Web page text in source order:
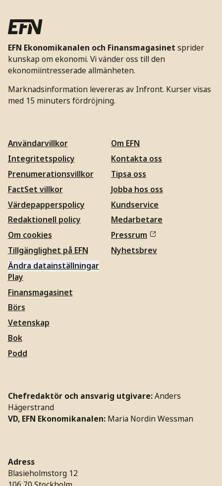
EFN Ekonomikanalen och Finansmagasinet sprider
kunskap om ekonomi. Vi vänder oss till den
ekonomiintresserade allmänheten.
Marknadsinformation levereras av Infront. Kurser visas
med 15 minuters fördröjning.
Användarvillkor
Integritetspolicy
Prenumerationsvillkor
FactSet villkor
Värdepapperspolicy
Redaktionell policy
Om cookies
Tillgänglighet på EFN
Ändra datainställningar
Om EFN
Kontakta oss
Tipsa oss
Jobba hos oss
Kundservice
Medarbetare
Pressrum
Nyhetsbrev
Play
Finansmagasinet
Börs
Vetenskap
Bok
Podd
Chefredaktör och ansvarig utgivare: Anders
Hägerstrand
VD, EFN Ekonomikanalen: Maria Nordin Wessman
Adress
Blasieholmstorg 12